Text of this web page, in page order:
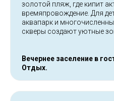
золотой пляж, где кипит
времяпровождение. Для
аквапарк и
скверы создают уютные
Вечернее заселение в
Отдых.